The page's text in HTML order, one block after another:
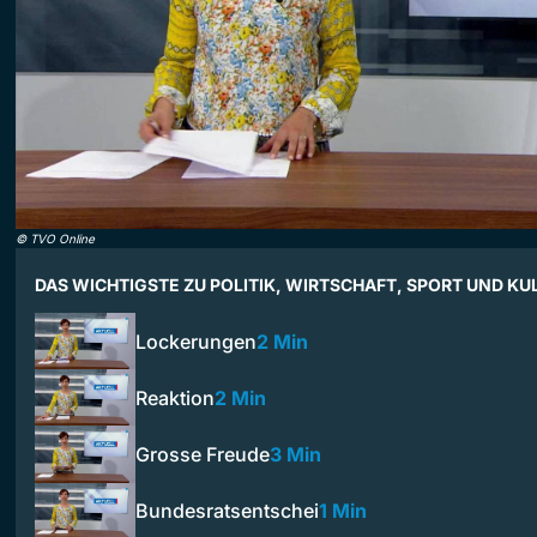
© TVO Online
DAS WICHTIGSTE ZU POLITIK, WIRTSCHAFT, SPORT UND
Lockerungen2 Min
Reaktion2 Min
Grosse Freude3 Min
Bundesratsentschei1 Min